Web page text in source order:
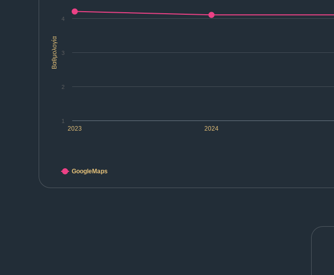
Βαθμολογία
2023 2024
1
2
3
4
GoogleMaps